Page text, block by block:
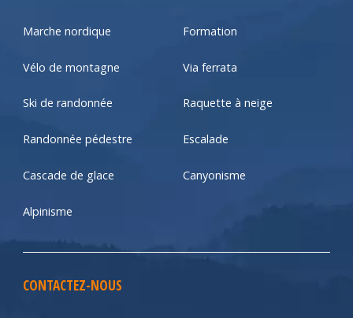
Marche nordique Formation
Vélo de montagne Via ferrata
Ski de randonnée Raquette à neige
Randonnée pédestre Escalade
Cascade de glace Canyonisme
Alpinisme
CONTACTEZ-NOUS